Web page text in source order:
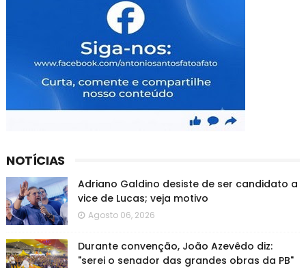
NOTÍCIAS
Adriano Galdino desiste de ser candidato a
vice de Lucas; veja motivo
Agosto 06, 2026
Durante convenção, João Azevêdo diz:
"serei o senador das grandes obras da PB"